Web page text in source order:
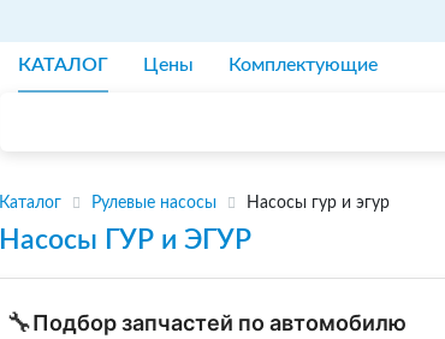
КАТАЛОГ Цены Комплектующие
Каталог Рулевые насосы Насосы гур и эгур
Насосы ГУР и ЭГУР
🔧Подбор запчастей по автомобилю